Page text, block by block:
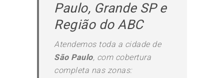
Paulo, Grande SP e
Região do ABC
Atendemos toda a cidade de
São Paulo, com cobertura
completa nas zonas: